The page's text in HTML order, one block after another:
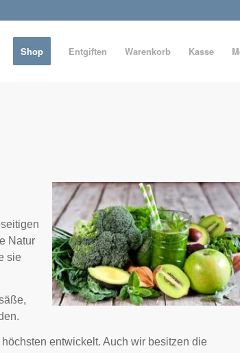
Shop Entgiften Warenkorb Kasse
Natur
sie
entwickelt. Auch wir besitzen die